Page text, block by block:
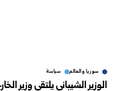
سوريا والعالم سياسة
الوزير الشيباني يلتقي وزير